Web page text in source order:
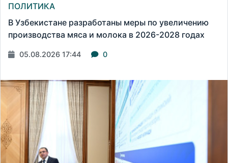
ПОЛИТИКА
В Узбекистане разработаны меры по увеличению
производства мяса и молока в 2026-2028 годах
05.08.2026 17:44 0